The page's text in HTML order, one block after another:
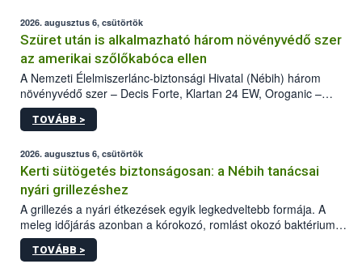
2026. augusztus 6, csütörtök
Szüret után is alkalmazható három növényvédő szer
az amerikai szőlőkabóca ellen
A Nemzeti Élelmiszerlánc-biztonsági Hivatal (Nébih) három
növényvédő szer – Decis Forte, Klartan 24 EW, Oroganic –
engedélyokiratát módosította, így azok a szüretet követően,
egészen a vesszőérettség (BBCH 91) stádiumáig
érésű szőlőkben is legyen lehetőség a károsító elleni további
védekezésre. Az Oroganic készítmény kis kiszerelésben kiskerti
felhasználók számára is elérhető és ökológiai termesztésben is
engedélyezett.
TOVÁBB >
2026. augusztus 6, csütörtök
Kerti sütögetés biztonságosan: a Nébih tanácsai
nyári grillezéshez
A grillezés a nyári étkezések egyik legkedveltebb formája. A
meleg időjárás azonban a kórokozó, romlást okozó baktériumok
gyorsabb szaporodásának is kedvez. A szabadtéri sütögetés
ezért nem csupán a megfelelő sütési technikáról szól: legalább
TOVÁBB >